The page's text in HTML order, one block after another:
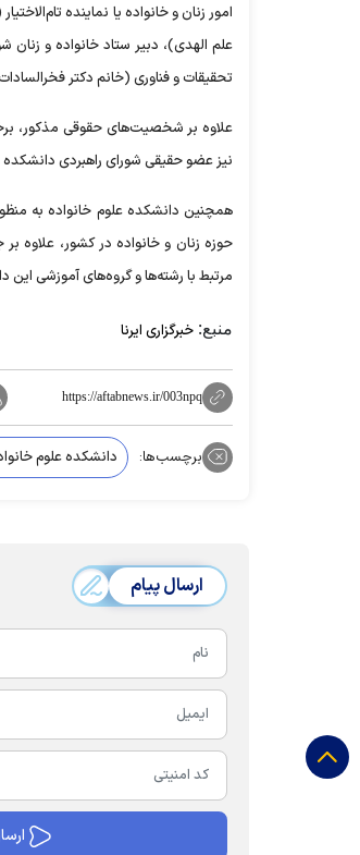
امور زنان و خانواده یا نماینده
علم الهدی)، دبیر ستاد خانواده و زنان
تحقیقات و فناوری (خانم دکتر
علاوه بر شخصیت‌های حقوقی مذکور،
نیز عضو حقیقی شورای راهبردی
همچنین دانشکده علوم خانواده به
حوزه زنان و خانواده در کشور،
مرتبط با رشته‌ها و گروه‌های آموزشی
منبع: خبرگزاری ایرنا
https://aftabnews.ir/003npq
برچسب‌ها: دانشکده علوم
ارسال پیام